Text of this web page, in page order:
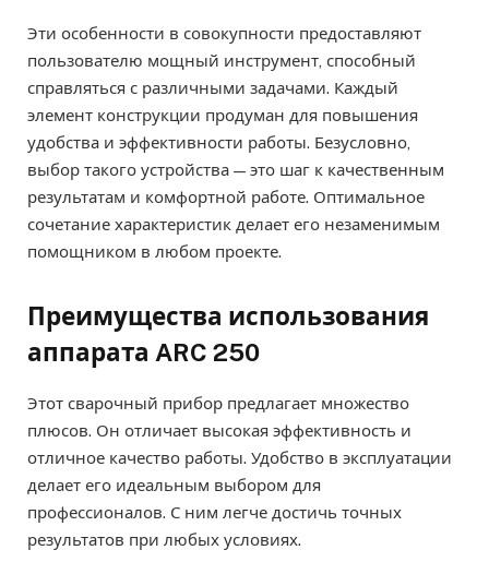
Эти особенности в совокупности предоставляют
пользователю мощный инструмент, способный
справляться с различными задачами. Каждый
элемент конструкции продуман для повышения
удобства и эффективности работы. Безусловно,
выбор такого устройства — это шаг к качественным
результатам и комфортной работе. Оптимальное
сочетание характеристик делает его незаменимым
помощником в любом проекте.
Преимущества использования
аппарата ARC 250
Этот сварочный прибор предлагает множество
плюсов. Он отличает высокая эффективность и
отличное качество работы. Удобство в эксплуатации
делает его идеальным выбором для
профессионалов. С ним легче достичь точных
результатов при любых условиях.